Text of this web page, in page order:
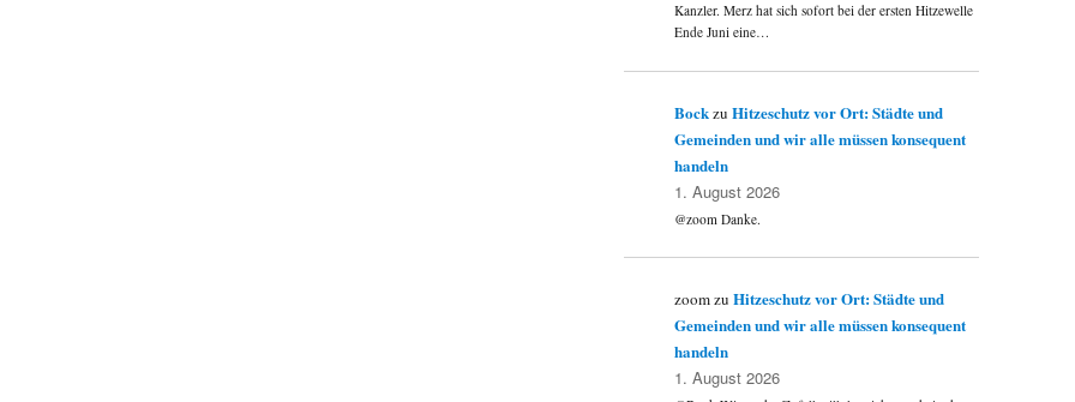
Kanzler. Merz hat sich sofort bei der ersten Hitzewelle
Ende Juni eine…
BockzuHitzeschutz vor Ort: Städte und
Gemeinden und wir alle müssen konsequent
handeln
1. August 2026
@zoom Danke.
zoomzuHitzeschutz vor Ort: Städte und
Gemeinden und wir alle müssen konsequent
handeln
1. August 2026